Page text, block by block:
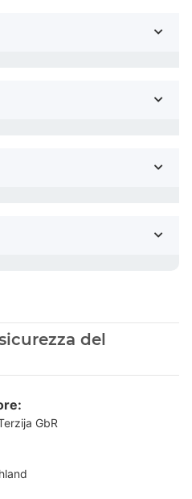
del
GbR